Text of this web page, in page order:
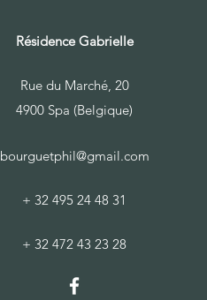
Résidence Gabrielle
Rue du Marché, 20
4900 Spa (Belgique)
bourguetphil@gmail.com
+ 32 495 24 48 31
+ 32 472 43 23 28